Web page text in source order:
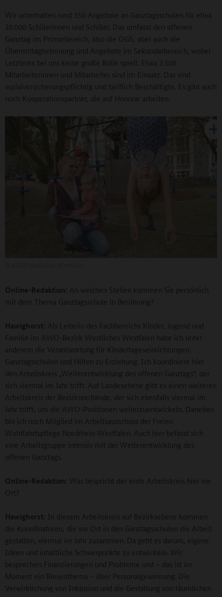
Wir unterhalten rund 350 Angebote an Ganztagsschulen für etwa
20.000 Schülerinnen und Schüler. Das umfasst den offenen
Ganztag im Primarbereich, also die OGS, aber auch die
Übermittagbetreuung und Angebote im Sekundarbereich, wobei
Letzteres bei uns keine große Rolle spielt. Etwa 2.500
Mitarbeiterinnen und Mitarbeiter sind im Einsatz. Das sind
sozialversicherungspflichtig und tariflich Beschäftigte. Es gibt auch
noch Kooperationspartner, die auf Honorar arbeiten.
Online-Redaktion: An welchen Stellen kommen Sie persönlich
mit dem Thema Ganztagsschule in Berührung?
Hawighorst: Als Leiterin des Fachbereichs Kinder, Jugend und
Familie im AWO-Bezirk Westliches Westfalen habe ich unter
anderem die Verantwortung für Kindertageseinrichtungen,
Ganztagsschulen und Hilfen zu Erziehung. Ich koordiniere hier
den Arbeitskreis „Weiterentwicklung des offenen Ganztags“, der
sich viermal im Jahr trifft. Auf Landesebene gibt es einen weiteren
Arbeitskreis der Bezirksverbände, der sich ebenfalls viermal im
Jahr trifft, um die AWO-Positionen weiterzuentwickeln. Daneben
bin ich noch Mitglied im Arbeitsausschuss der Freien
Wohlfahrtspflege Nordrhein-Westfalen. Auch hier befasst sich
eine Arbeitsgruppe intensiv mit der Weiterentwicklung des
offenen Ganztags.
Online-Redaktion: Was bespricht der erste Arbeitskreis hier vor
Ort?
Hawighorst: In diesem Arbeitskreis auf Bezirksebene kommen
die Koordinatoren, die vor Ort in den Ganztagsschulen die Arbeit
gestalten, viermal im Jahr zusammen. Da geht es darum, eigene
Ideen und inhaltliche Schwerpunkte zu entwickeln. Wir
besprechen Finanzierungen und Probleme und – das ist im
Moment ein Riesenthema – über Personalgewinnung. Die
Verwirklichung von Inklusion und die Gestaltung von räumlichen